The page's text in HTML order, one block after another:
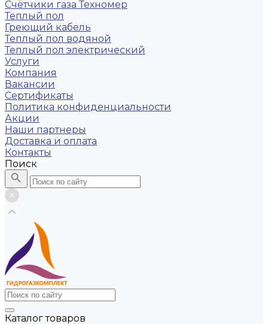
Счётчики газа Техномер
Теплый пол
Греющий кабель
Теплый пол водяной
Теплый пол электрический
Услуги
Компания
Вакансии
Сертификаты
Политика конфиденциальности
Акции
Наши партнеры
Доставка и оплата
Контакты
Поиск
Каталог товаров